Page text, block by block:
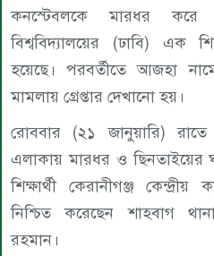
কনস্টেবলকে মারধর করে
বিশ্ববিদ্যালয়ের (ঢাবি) এক
হয়েছে। পরবর্তীতে আজহা নামে
মামলায় গ্রেপ্তার দেখানো হয়।
রোববার (২১ জানুয়ারি) রাতে
এলাকায় মারধর ও ছিনতাইয়ের
শিক্ষার্থী কেরানীগঞ্জ
নিশ্চিত করেছেন শাহবাগ
রহমান।